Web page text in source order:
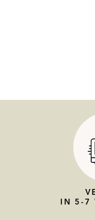
IN 5-7